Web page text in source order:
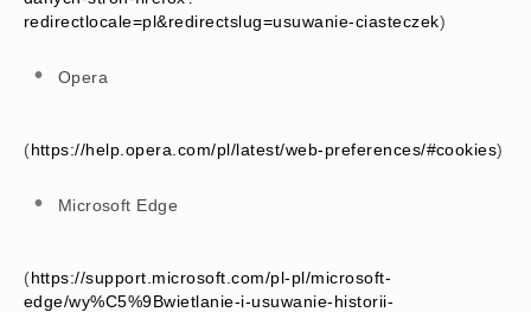
redirectlocale=pl&redirectslug=usuwanie-ciasteczek)
Opera
(https://help.opera.com/pl/latest/web-preferences/#cookies)
Microsoft Edge
(https://support.microsoft.com/pl-pl/microsoft-
edge/wy%C5%9Bwietlanie-i-usuwanie-historii-